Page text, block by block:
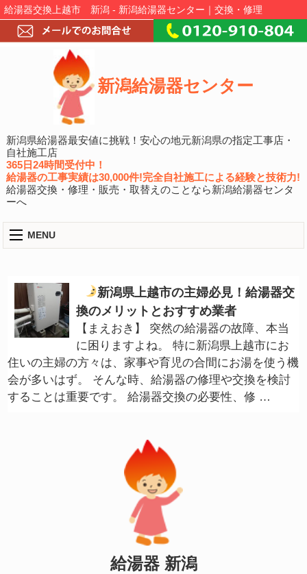
給湯器交換上越市 新潟 - 新潟給湯器センター｜交換・修理
新潟給湯器センター
新潟県給湯器最安値に挑戦！安心の地元新潟県の指定工事店・
自社施工店
365日24時間受付中！
給湯器の工事実績は30,000件!完全自社施工による経験と技術力!
給湯器交換・修理・販売・取替えのことなら新潟給湯器センタ
ーへ
MENU
新潟県上越市の主婦必見！給湯器交
換のメリットとおすすめ業者
【まえおき】 突然の給湯器の故障、本当
に困りますよね。 特に新潟県上越市にお
住いの主婦の方々は、家事や育児の合間にお湯を使う機
会が多いはず。 そんな時、給湯器の修理や交換を検討
することは重要です。 給湯器交換の必要性、修 …
給湯器 新潟